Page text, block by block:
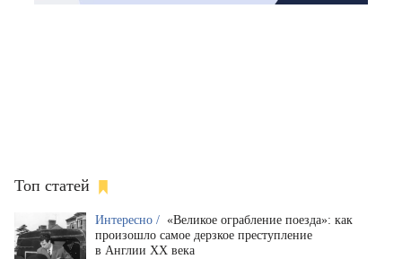
Топ статей
Интересно / «Великое ограбление поезда»: как
произошло самое дерзкое преступление
в Англии XX века